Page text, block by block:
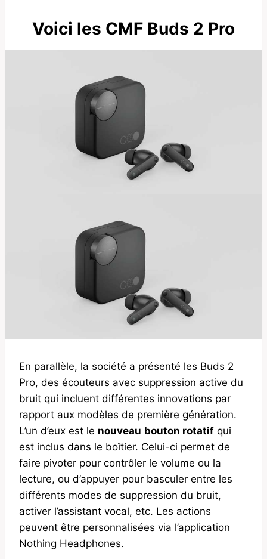
Voici les CMF Buds 2 Pro
En parallèle, la société a présenté les Buds 2
Pro, des écouteurs avec suppression active du
bruit qui incluent différentes innovations par
rapport aux modèles de première génération.
L’un d’eux est le nouveau bouton rotatif qui
est inclus dans le boîtier. Celui-ci permet de
faire pivoter pour contrôler le volume ou la
lecture, ou d’appuyer pour basculer entre les
différents modes de suppression du bruit,
activer l’assistant vocal, etc. Les actions
peuvent être personnalisées via l’application
Nothing Headphones.